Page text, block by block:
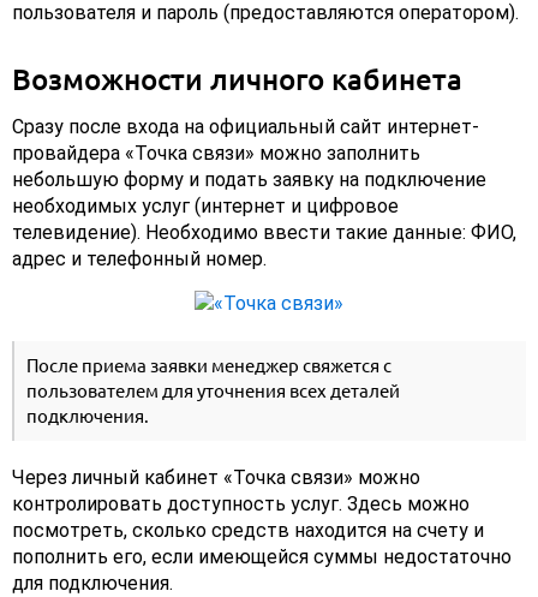
пользователя и пароль (предоставляются оператором).
Возможности личного кабинета
Сразу после входа на официальный сайт интернет-
провайдера «Точка связи» можно заполнить
небольшую форму и подать заявку на подключение
необходимых услуг (интернет и цифровое
телевидение). Необходимо ввести такие данные: ФИО,
адрес и телефонный номер.
После приема заявки менеджер свяжется с
пользователем для уточнения всех деталей
подключения.
Через личный кабинет «Точка связи» можно
контролировать доступность услуг. Здесь можно
посмотреть, сколько средств находится на счету и
пополнить его, если имеющейся суммы недостаточно
для подключения.